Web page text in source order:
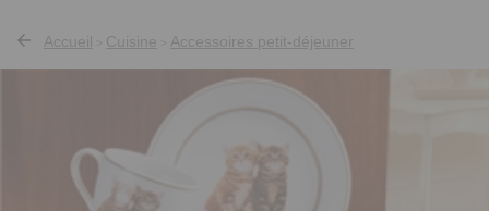
Accueil Cuisine Accessoires petit-déjeuner